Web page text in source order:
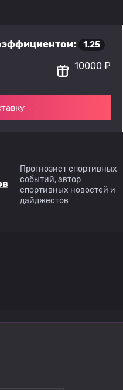
1.25
10000 ₽
Прогнозист спортивных
событий, автор
спортивных новостей и
дайджестов